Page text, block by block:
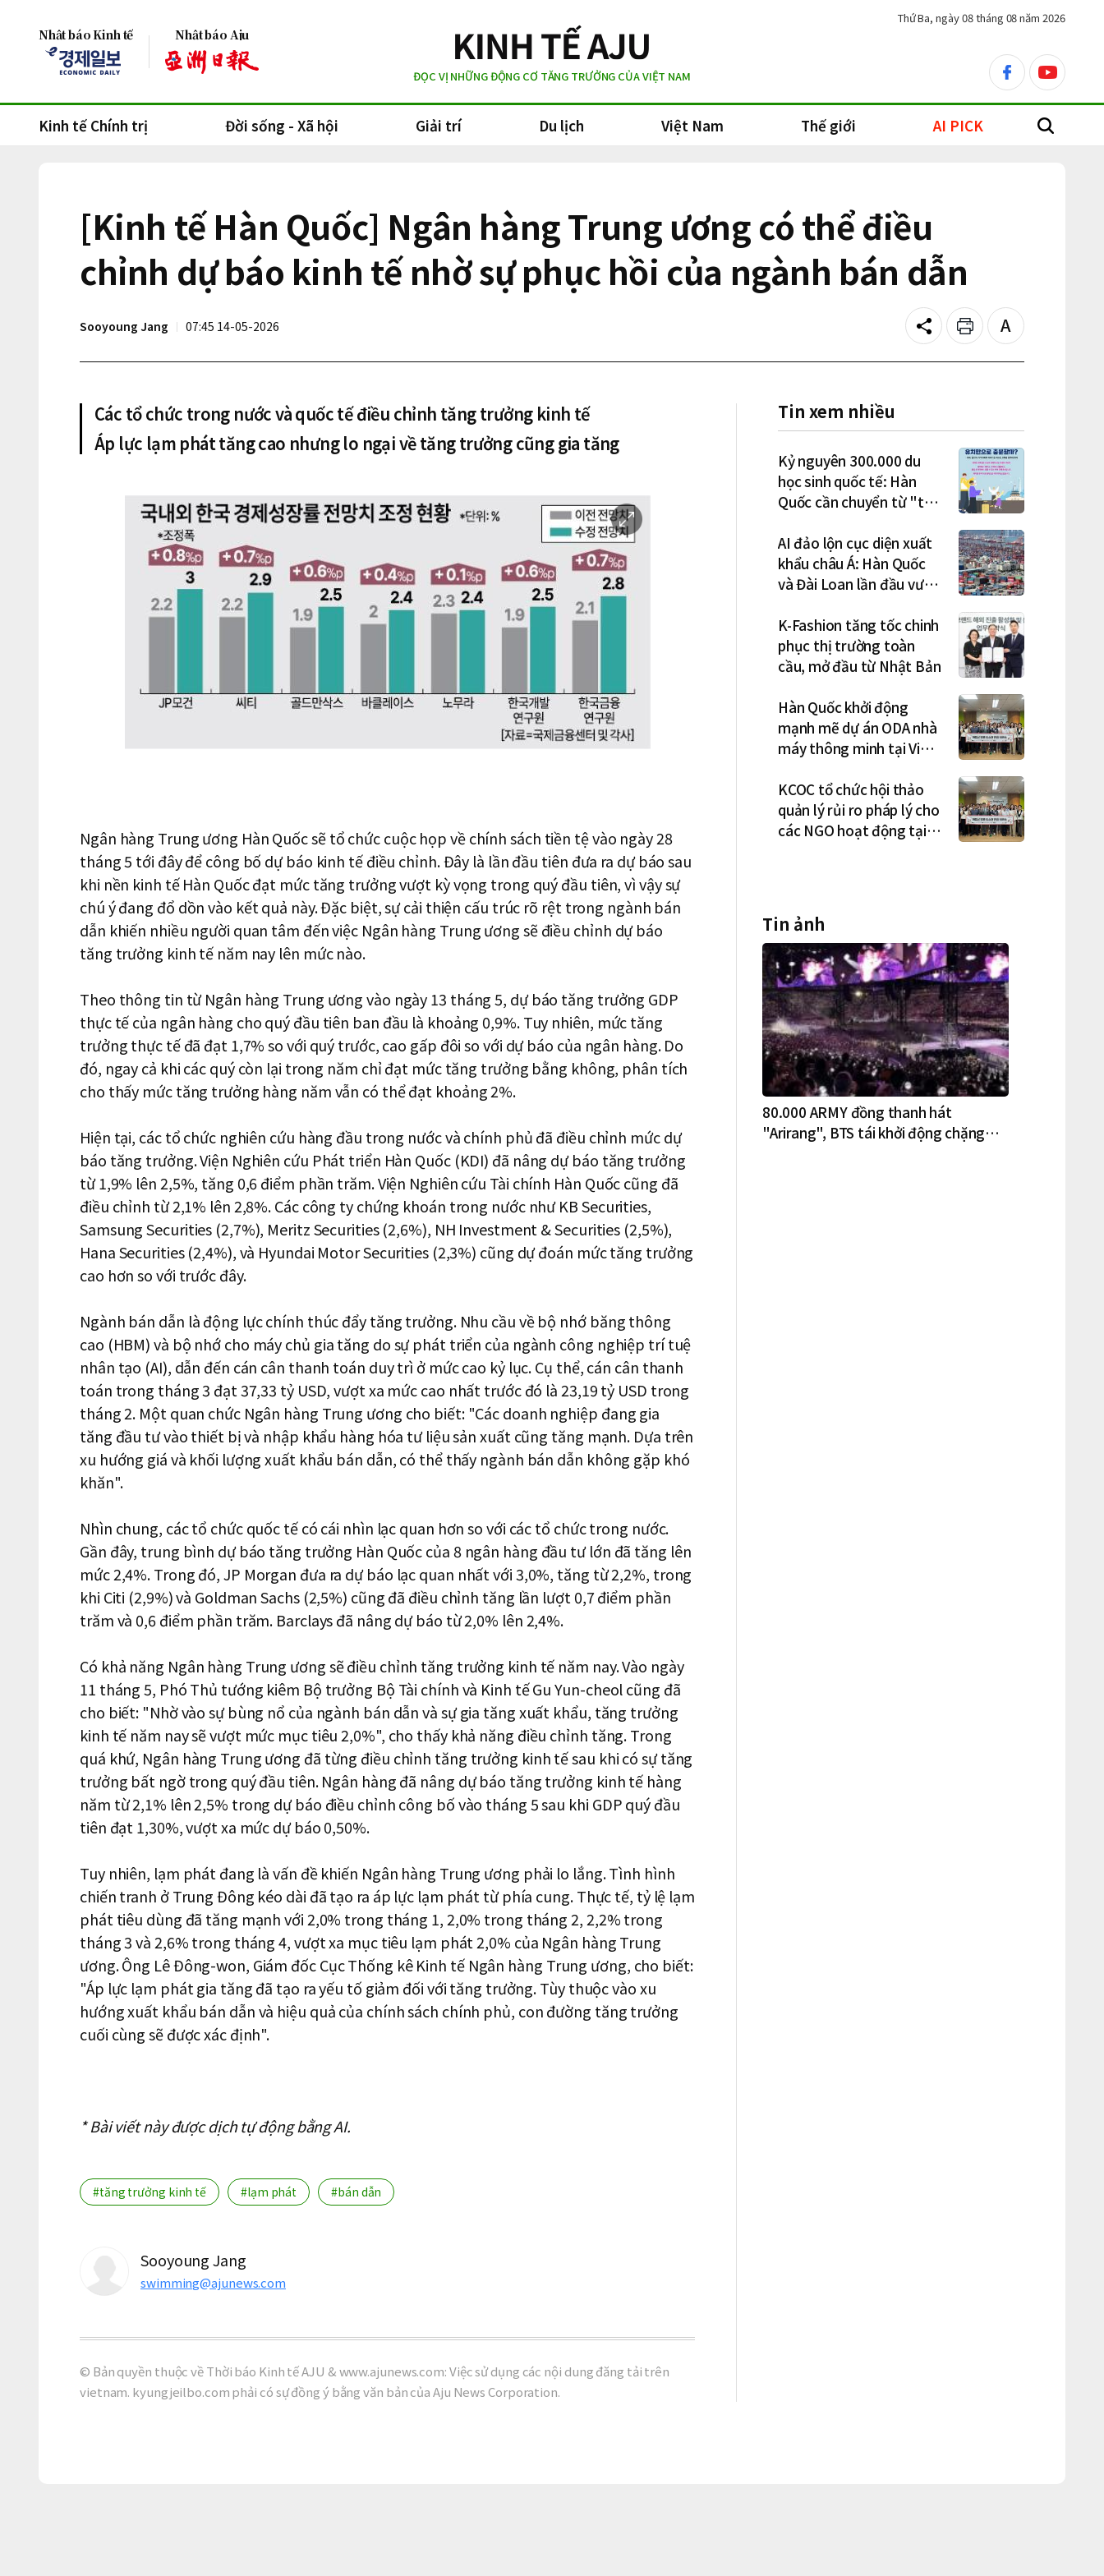
Nhật báo Kinh tế Nhật báo Aju
ĐỌC VỊ NHỮNG ĐỘNG CƠ TĂNG TRƯỞNG CỦA VIỆT NAM
facebookyoutube
Thứ Ba, ngày 08 tháng 08 năm 2026
Kinh tế Chính trị Đời sống - Xã hội Giải trí Du lịch Việt Nam Thế giới AI PICK search
[Kinh tế Hàn Quốc] Ngân hàng Trung ương có thể điều
chỉnh dự báo kinh tế nhờ sự phục hồi của ngành bán dẫn
Sooyoung Jang 07:45 14-05-2026 Share Print
Text
size
Các tổ chức trong nước và quốc tế điều chỉnh tăng trưởng kinh tế
Áp lực lạm phát tăng cao nhưng lo ngại về tăng trưởng cũng gia tăng
이
미
지
확
Ngân hàng Trung ương Hàn Quốc sẽ tổ chức cuộc họp về chính sách tiền tệ vào ngày 28
tháng 5 tới đây để công bố dự báo kinh tế điều chỉnh. Đây là lần đầu tiên đưa ra dự báo sau
khi nền kinh tế Hàn Quốc đạt mức tăng trưởng vượt kỳ vọng trong quý đầu tiên, vì vậy sự
chú ý đang đổ dồn vào kết quả này. Đặc biệt, sự cải thiện cấu trúc rõ rệt trong ngành bán
dẫn khiến nhiều người quan tâm đến việc Ngân hàng Trung ương sẽ điều chỉnh dự báo
tăng trưởng kinh tế năm nay lên mức nào.
Theo thông tin từ Ngân hàng Trung ương vào ngày 13 tháng 5, dự báo tăng trưởng GDP
thực tế của ngân hàng cho quý đầu tiên ban đầu là khoảng 0,9%. Tuy nhiên, mức tăng
trưởng thực tế đã đạt 1,7% so với quý trước, cao gấp đôi so với dự báo của ngân hàng. Do
đó, ngay cả khi các quý còn lại trong năm chỉ đạt mức tăng trưởng bằng không, phân tích
cho thấy mức tăng trưởng hàng năm vẫn có thể đạt khoảng 2%.
Hiện tại, các tổ chức nghiên cứu hàng đầu trong nước và chính phủ đã điều chỉnh mức dự
báo tăng trưởng. Viện Nghiên cứu Phát triển Hàn Quốc (KDI) đã nâng dự báo tăng trưởng
từ 1,9% lên 2,5%, tăng 0,6 điểm phần trăm. Viện Nghiên cứu Tài chính Hàn Quốc cũng đã
điều chỉnh từ 2,1% lên 2,8%. Các công ty chứng khoán trong nước như KB Securities,
Samsung Securities (2,7%), Meritz Securities (2,6%), NH Investment & Securities (2,5%),
Hana Securities (2,4%), và Hyundai Motor Securities (2,3%) cũng dự đoán mức tăng trưởng
cao hơn so với trước đây.
Ngành bán dẫn là động lực chính thúc đẩy tăng trưởng. Nhu cầu về bộ nhớ băng thông
cao (HBM) và bộ nhớ cho máy chủ gia tăng do sự phát triển của ngành công nghiệp trí tuệ
nhân tạo (AI), dẫn đến cán cân thanh toán duy trì ở mức cao kỷ lục. Cụ thể, cán cân thanh
toán trong tháng 3 đạt 37,33 tỷ USD, vượt xa mức cao nhất trước đó là 23,19 tỷ USD trong
tháng 2. Một quan chức Ngân hàng Trung ương cho biết: "Các doanh nghiệp đang gia
tăng đầu tư vào thiết bị và nhập khẩu hàng hóa tư liệu sản xuất cũng tăng mạnh. Dựa trên
xu hướng giá và khối lượng xuất khẩu bán dẫn, có thể thấy ngành bán dẫn không gặp khó
khăn".
Nhìn chung, các tổ chức quốc tế có cái nhìn lạc quan hơn so với các tổ chức trong nước.
Gần đây, trung bình dự báo tăng trưởng Hàn Quốc của 8 ngân hàng đầu tư lớn đã tăng lên
mức 2,4%. Trong đó, JP Morgan đưa ra dự báo lạc quan nhất với 3,0%, tăng từ 2,2%, trong
khi Citi (2,9%) và Goldman Sachs (2,5%) cũng đã điều chỉnh tăng lần lượt 0,7 điểm phần
trăm và 0,6 điểm phần trăm. Barclays đã nâng dự báo từ 2,0% lên 2,4%.
Có khả năng Ngân hàng Trung ương sẽ điều chỉnh tăng trưởng kinh tế năm nay. Vào ngày
11 tháng 5, Phó Thủ tướng kiêm Bộ trưởng Bộ Tài chính và Kinh tế Gu Yun-cheol cũng đã
cho biết: "Nhờ vào sự bùng nổ của ngành bán dẫn và sự gia tăng xuất khẩu, tăng trưởng
kinh tế năm nay sẽ vượt mức mục tiêu 2,0%", cho thấy khả năng điều chỉnh tăng. Trong
quá khứ, Ngân hàng Trung ương đã từng điều chỉnh tăng trưởng kinh tế sau khi có sự tăng
trưởng bất ngờ trong quý đầu tiên. Ngân hàng đã nâng dự báo tăng trưởng kinh tế hàng
năm từ 2,1% lên 2,5% trong dự báo điều chỉnh công bố vào tháng 5 sau khi GDP quý đầu
tiên đạt 1,30%, vượt xa mức dự báo 0,50%.
Tuy nhiên, lạm phát đang là vấn đề khiến Ngân hàng Trung ương phải lo lắng. Tình hình
chiến tranh ở Trung Đông kéo dài đã tạo ra áp lực lạm phát từ phía cung. Thực tế, tỷ lệ lạm
phát tiêu dùng đã tăng mạnh với 2,0% trong tháng 1, 2,0% trong tháng 2, 2,2% trong
tháng 3 và 2,6% trong tháng 4, vượt xa mục tiêu lạm phát 2,0% của Ngân hàng Trung
ương. Ông Lê Đông-won, Giám đốc Cục Thống kê Kinh tế Ngân hàng Trung ương, cho biết:
"Áp lực lạm phát gia tăng đã tạo ra yếu tố giảm đối với tăng trưởng. Tùy thuộc vào xu
hướng xuất khẩu bán dẫn và hiệu quả của chính sách chính phủ, con đường tăng trưởng
cuối cùng sẽ được xác định".
* Bài viết này được dịch tự động bằng AI.
#tăng trưởng kinh tế #lạm phát #bán dẫn
Sooyoung Jang
swimming@ajunews.com
© Bản quyền thuộc về Thời báo Kinh tế AJU & www.ajunews.com: Việc sử dụng các nội dung đăng tải trên
vietnam. kyungjeilbo.com phải có sự đồng ý bằng văn bản của Aju News Corporation.
Tin xem nhiều
Kỷ nguyên 300.000 du
học sinh quốc tế: Hàn
Quốc cần chuyển từ "thu
việc làm – định cư"
AI đảo lộn cục diện xuất
khẩu châu Á: Hàn Quốc
và Đài Loan lần đầu vượt
K-Fashion tăng tốc chinh
phục thị trường toàn
cầu, mở đầu từ Nhật Bản
Hàn Quốc khởi động
mạnh mẽ dự án ODA nhà
máy thông minh tại Việt
phối ở Hà Nội
KCOC tổ chức hội thảo
quản lý rủi ro pháp lý cho
các NGO hoạt động tại
Tin ảnh
80.000 ARMY đồng thanh hát
"Arirang", BTS tái khởi động chặng